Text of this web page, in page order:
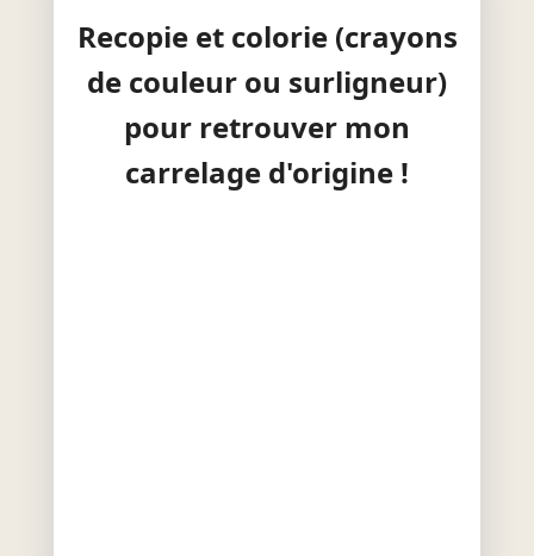
Recopie et colorie (crayons
de couleur ou surligneur)
pour retrouver mon
carrelage d'origine !